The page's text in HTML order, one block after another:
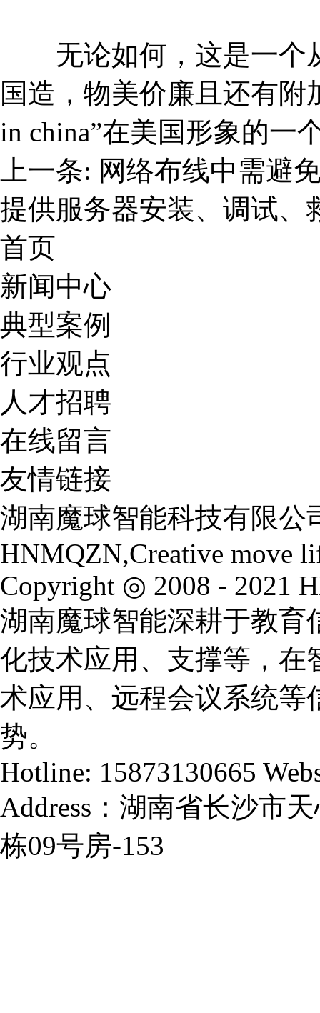
无论如何，这是一个
国造，物美价廉且还有附
in china”在美国形象的一
上一条: 网络布线中需避
提供服务器安装、调试、
首页
新闻中心
典型案例
行业观点
人才招聘
在线留言
友情链接
湖南魔球智能科技有限
HNMQZN,Creative move
Copyright ◎ 2008 - 2021
湖南魔球智能深耕于教育
化技术应用、支撑等，在
术应用、远程会议系统等
势。
Hotline: 15873130665
Address：湖南省长沙市
栋09号房-153